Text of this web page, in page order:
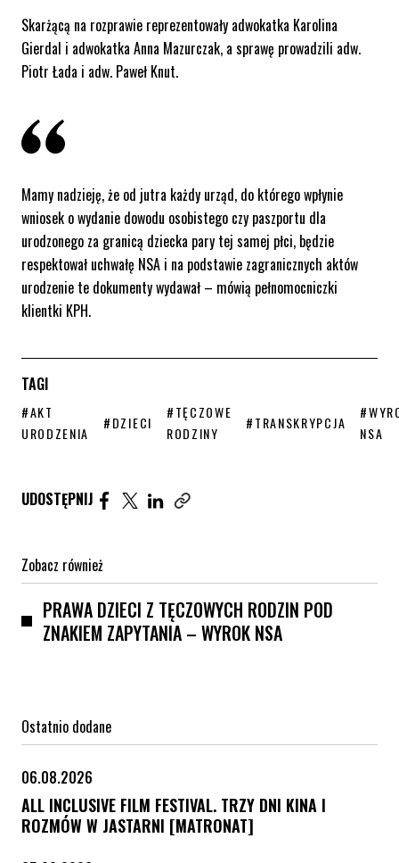
Skarżącą na rozprawie reprezentowały adwokatka Karolina
Gierdal i adwokatka Anna Mazurczak, a sprawę prowadzili adw.
Piotr Łada i adw. Paweł Knut.
Mamy nadzieję, że od jutra każdy urząd, do którego wpłynie
wniosek o wydanie dowodu osobistego czy paszportu dla
urodzonego za granicą dziecka pary tej samej płci, będzie
respektował uchwałę NSA i na podstawie zagranicznych aktów
urodzenie te dokumenty wydawał – mówią pełnomocniczki
klientki KPH.
TAGI
STRONA TAGU WPISÓW
#AKT
URODZENIA
STRONA TAGU WPISÓW
#DZIECI
STRONA TAGU WPISÓW
#TĘCZOWE
RODZINY
STRONA TAGU WPISÓW
#TRANSKRYPCJA
NSA
UDOSTĘPNIJ Udostępnij artykuł na Facebook. Strona otwiera się
Udostępnij artykuł na Twitter. Strona otwiera
Udostępnij artykuł na Linkedin. Strona
Zobacz również
PRAWA DZIECI Z TĘCZOWYCH RODZIN POD
ZNAKIEM ZAPYTANIA – WYROK NSA
Ostatnio dodane
06.08.2026
ALL INCLUSIVE FILM FESTIVAL. TRZY DNI KINA I
ROZMÓW W JASTARNI [MATRONAT]